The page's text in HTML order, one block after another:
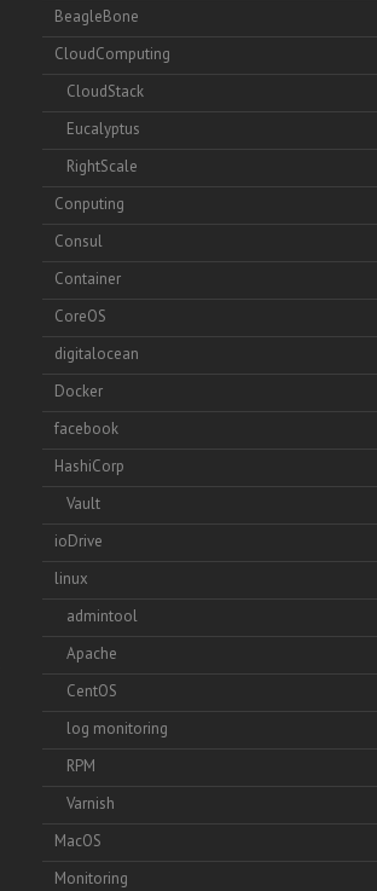
BeagleBone
CloudComputing
CloudStack
Eucalyptus
RightScale
Conputing
Consul
Container
CoreOS
digitalocean
Docker
facebook
HashiCorp
Vault
ioDrive
linux
admintool
Apache
CentOS
log monitoring
RPM
Varnish
MacOS
Monitoring